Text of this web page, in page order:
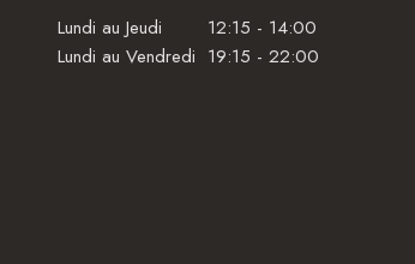
Lundi au Jeudi
12:15 - 14:00
Lundi au Vendredi 19:15 - 22:00